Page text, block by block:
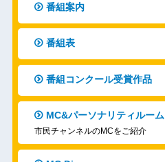
番組案内
番組表
番組コンクール受賞作品
MC&パーソナリティルーム
市民チャンネルのMCをご紹介